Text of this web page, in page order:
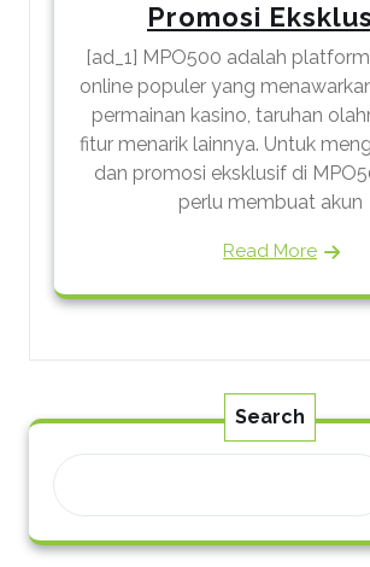
Promosi
[ad_1] MPO500 adalah
online populer yang
permainan kasino, taruhan
fitur menarik lainnya. Untuk
dan promosi eksklusif di
perlu membuat akun
Read More
Search